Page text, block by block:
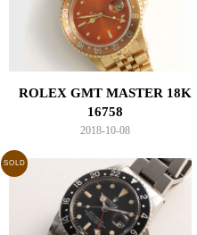
ROLEX GMT MASTER 18K
16758
2018-10-08
SOLD